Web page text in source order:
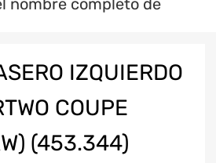
IZQUIERDO
COUPE
(453.344)